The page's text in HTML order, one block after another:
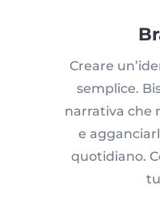
Creare
semplice.
narrativa che
e
quotidiano.